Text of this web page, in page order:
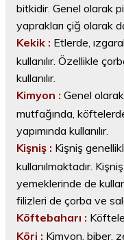
bitkidir. Genel olarak
yaprakları çiğ olarak
Kekik : Etlerde,
kullanılır. Özellikle
kullanılır.
Kimyon : Genel
mutfağında,
yapımında kullanılır.
Kişniş : Kişniş
kullanılmaktadır.
yemeklerinde de
filizleri de çorba ve
Köftebaharı :
Köri : Kimyon, biber,